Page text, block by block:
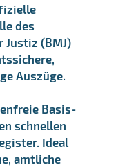
des
(BMJ)
Auszüge.
Basis-
schnellen
Ideal
amtliche